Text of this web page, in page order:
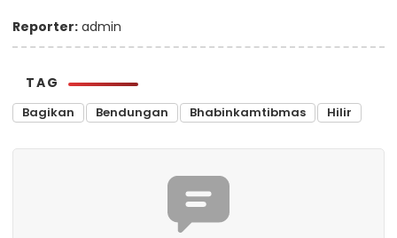
Reporter: admin
TAG
Bagikan Bendungan Bhabinkamtibmas Hilir